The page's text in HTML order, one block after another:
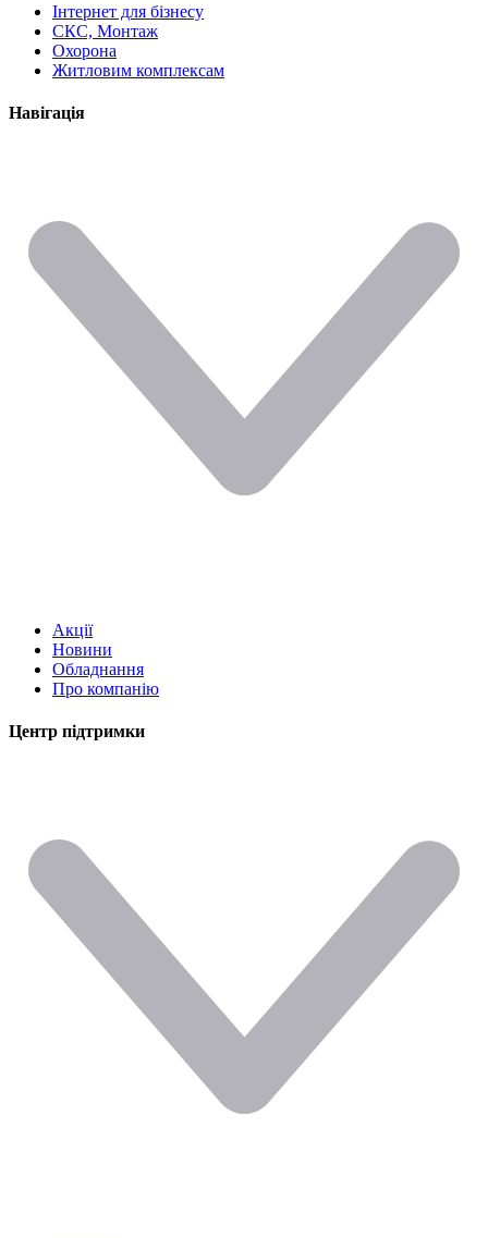
Інтернет для бізнесу
СКС, Монтаж
Охорона
Житловим комплексам
Навігація
Акції
Новини
Обладнання
Про компанію
Центр підтримки